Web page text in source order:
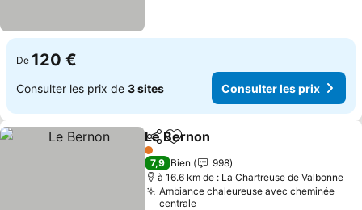
De 120 €
Consulter les prix de 3 sites Consulter les prix
PartagerAjouter à mes favoris
Le Bernon
1 Étoiles
7,9 Bien
998
à 16.6 km de : La Chartreuse de Valbonne
Ambiance chaleureuse avec cheminée
centrale